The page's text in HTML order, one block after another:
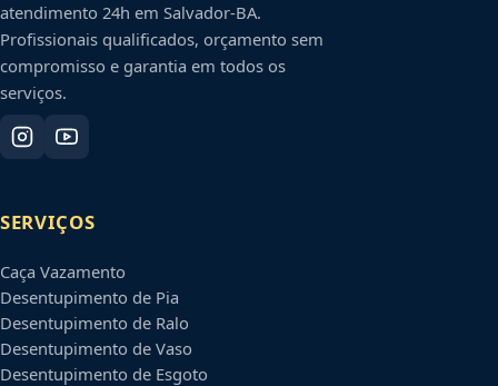
atendimento 24h em Salvador-BA.
Profissionais qualificados, orçamento sem
compromisso e garantia em todos os
serviços.
SERVIÇOS
Caça Vazamento
Desentupimento de Pia
Desentupimento de Ralo
Desentupimento de Vaso
Desentupimento de Esgoto